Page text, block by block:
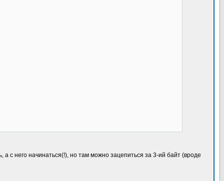
с него начинаться(!), но там можно зацепиться за 3-ий байт (вроде